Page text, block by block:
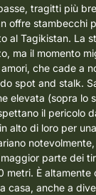
tragitti più
offre stambecchi
al Tagikistan. La
ma il momento
che cade a
spot and stalk.
elevata (sopra lo
il pericolo
alto di loro per
parte dei
È altamente
casa, anche a